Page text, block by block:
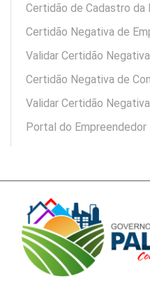
Certidão de Cadastro da
Certidão Negativa de
Validar Certidão
Certidão Negativa de
Validar Certidão
Portal do Empreendedor